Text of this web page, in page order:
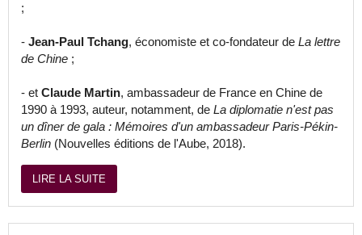
;
- Jean-Paul Tchang, économiste et co-fondateur de La lettre
de Chine ;
- et Claude Martin, ambassadeur de France en Chine de
1990 à 1993, auteur, notamment, de La diplomatie n'est pas
un dîner de gala : Mémoires d'un ambassadeur Paris-Pékin-
Berlin (Nouvelles éditions de l'Aube, 2018).
LIRE LA SUITE